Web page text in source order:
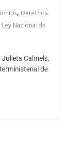
, Derechos
Ley Nacional de
Calmels,
de